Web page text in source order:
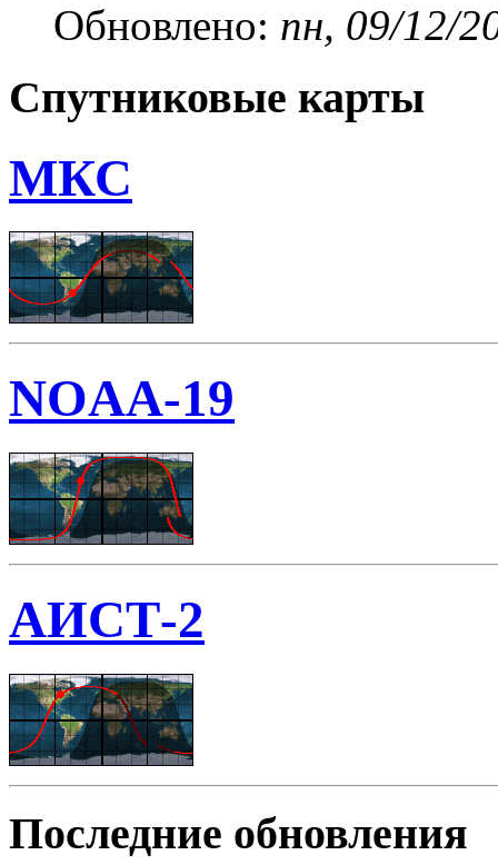
Обновлено: пн, 09/12/
Спутниковые карты
МКС
NOAA-19
АИСТ-2
Последние обновления